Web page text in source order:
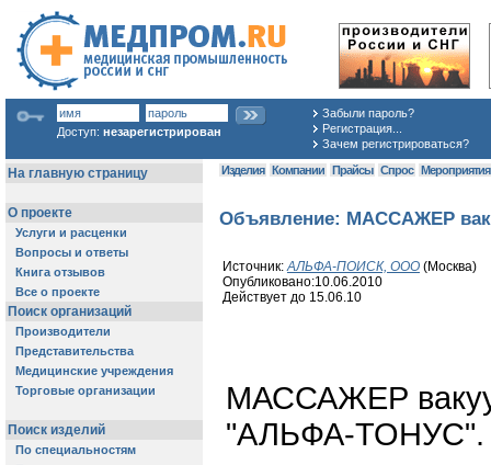
Доступ: незарегистрирован
Забыли пароль?
Регистрация...
Зачем регистрироваться?
Изделия Компании Прайсы Спрос Мероприятия
Объявление: МАССАЖЕР
Источник:АЛЬФА-ПОИСК, ООО (Москва)
Опубликовано:10.06.2010
Действует до 15.06.10
МАССАЖЕР
"АЛЬФА-ТОНУС".